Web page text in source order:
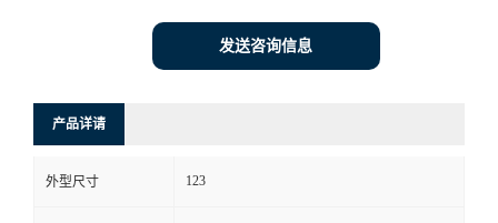
发送咨询信息
产品详请
外型尺寸 123